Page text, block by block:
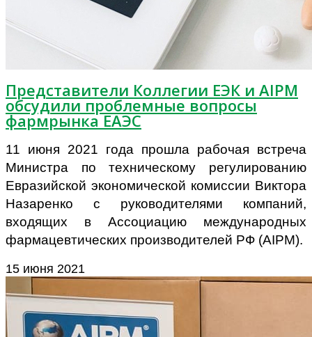
Представители Коллегии ЕЭК и AIPM
обсудили проблемные вопросы
фармрынка ЕАЭС
11 июня 2021 года прошла рабочая встреча
Министра по техническому регулированию
Евразийской экономической комиссии Виктора
Назаренко с руководителями компаний,
входящих в Ассоциацию международных
фармацевтических производителей РФ (AIPM).
15 июня 2021